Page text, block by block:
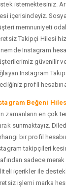
istemektesiniz.
içerisindeyiz.
memnuniyeti
Takipçi Hilesi
Instagram
güvenilir
Instagram
profil
Beğeni
zamanların en çok
sunmaktayız.
bir profil
takipçileri
sadece
içerikler ile
işlemi marka